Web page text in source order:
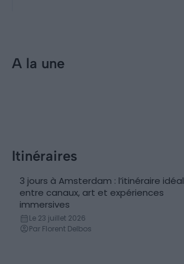
A la une
Itinéraires
3 jours à Amsterdam : l’itinéraire idéal
entre canaux, art et expériences
immersives
Le 23 juillet 2026
Par Florent Delbos